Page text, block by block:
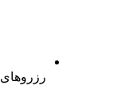
رزروهای